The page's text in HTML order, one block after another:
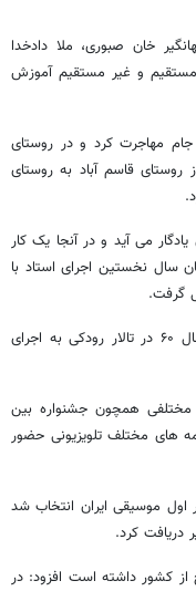
خان صبوری، ملا دادخدا
مستقیم و غیر مستقیم آموزش
۱۸ سالگی به تربت جام مهاجرت کرد و در روستای
۳۵ سال می شود از روستای قاسم آباد به روستای
در سال ۵۲ به روستای یادگار می آید و در آنجا یک کار
سال نخستین اجرای استاد با
گرفت.
محمد گفت: پدرم پس از پیروزی انقلاب و در سال ۶۰ در تالار رودکی به اجرای
مختلفی همچون جشنواره بین
های مختلف تلویزیونی حضور
۷۷ جزو بیست نفر اول موسیقی ایران انتخاب شد
از کشور داشته است افزود: در